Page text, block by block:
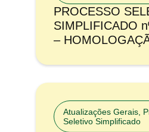
PROCESSO
SIMPLIFICADO
–
Atualizações Gerais
Seletivo Simplificado